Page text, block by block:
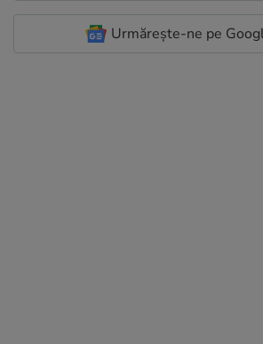
Urmărește-ne pe